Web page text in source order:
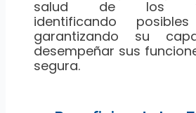
salud de los
identificando
garantizando su
desempeñar sus
segura.